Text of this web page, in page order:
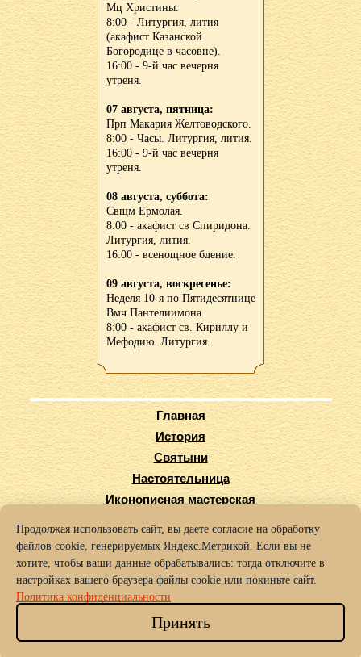
Мц Христины.
8:00 - Литургия, лития
(акафист Казанской
Богородице в часовне).
16:00 - 9-й час вечерня
утреня.
07 августа, пятница:
Прп Макария Желтоводского.
8:00 - Часы. Литургия, лития.
16:00 - 9-й час вечерня
утреня.
08 августа, суббота:
Свщм Ермолая.
8:00 - акафист св Спиридона.
Литургия, лития.
16:00 - всенощное бдение.
09 августа, воскресенье:
Неделя 10-я по Пятидесятнице
Вмч Пантелиимона.
8:00 - акафист св. Кириллу и
Мефодию. Литургия.
Главная
История
Святыни
Настоятельница
Иконописная мастерская
Карта сайта
Заказать требы
© 2016-2025 Архиерейское подворье храма во имя Святых Кирилла
Политика конфиденциальности
Продолжая использовать сайт, вы даете согласие на обработку
файлов cookie, генерируемых Яндекс.Метрикой. Если вы не
хотите, чтобы ваши данные обрабатывались: тогда отключите в
настройках вашего браузера файлы cookie или покиньте сайт.
Политика конфиденциальности
Принять